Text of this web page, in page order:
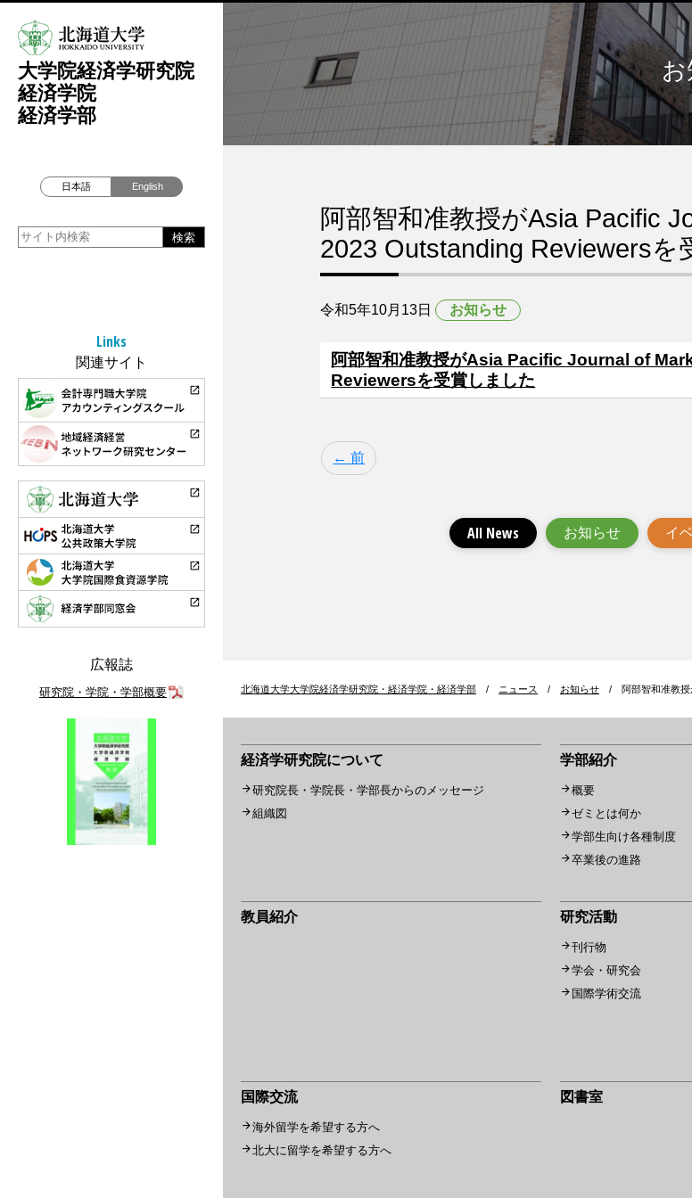
大学院経済学研究院
経済学院
経済学部
日本語 English
Links
関連サイト
広報誌
研究院・学院・学部概要
阿部智和准教授がAsia Pacific
2023 Outstanding Reviewersを
令和5年10月13日 お知らせ
阿部智和准教授がAsia Pacific Journal of
Reviewersを受賞しました
← 前
All News お知らせ イ
北海道大学大学院経済学研究院・経済学院・経済学部 / ニュース / お知らせ / 阿部智和准教
経済学研究院について
研究院長・学院長・学部長からのメッセージ
組織図
学部紹介
概要
ゼミとは何か
学部生向け各種制度
卒業後の進路
教員紹介 研究活動
刊行物
学会・研究会
国際学術交流
国際交流
海外留学を希望する方へ
北大に留学を希望する方へ
図書室